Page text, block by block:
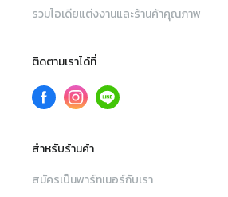
รวมไอเดียแต่งงานและร้านค้าคุณภาพ
ติดตามเราได้ที่
สำหรับร้านค้า
สมัครเป็นพาร์ทเนอร์กับเรา